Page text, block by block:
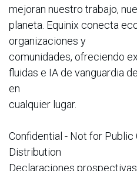
mejoran nuestro trabajo,
planeta. Equinix conecta
organizaciones y
comunidades, ofreciendo
fluidas e IA de vanguardia
en
cualquier lugar.
Confidential - Not for Public
Distribution
Declaraciones prospectivas